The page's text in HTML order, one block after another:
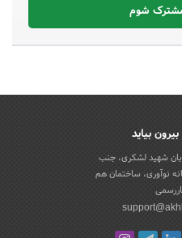
شوم
بیاید
شهید لشکری، جنب
نوآوری، ساختمان هم